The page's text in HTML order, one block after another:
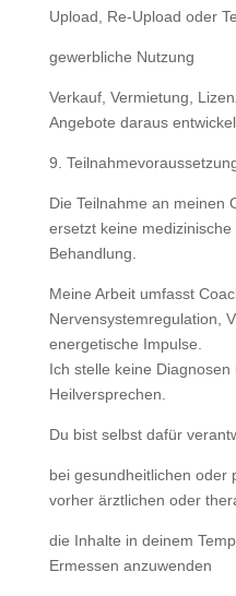
Upload, Re-Upload oder
gewerbliche Nutzung
Verkauf, Vermietung,
Angebote daraus
9.
Die Teilnahme an meinen
ersetzt keine
Behandlung.
Meine Arbeit umfasst
Nervensystemregulation,
energetische Impulse.
Ich stelle keine Diagnosen
Heilversprechen.
Du bist selbst dafür
bei gesundheitlichen oder
vorher ärztlichen oder
die Inhalte in deinem
Ermessen anzuwenden